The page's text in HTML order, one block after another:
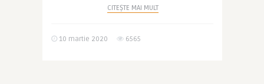
CITEȘTE MAI MULT
10 martie 2020 6565